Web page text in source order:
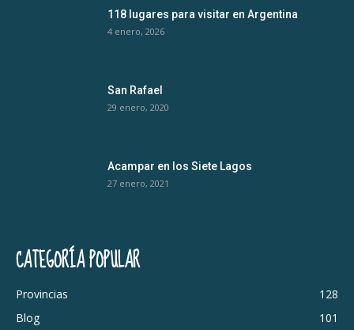
118 lugares para visitar en Argentina
4 enero, 2026
San Rafael
29 enero, 2020
Acampar en los Siete Lagos
27 enero, 2021
CATEGORÍA POPULAR
Provincias
128
Blog
101